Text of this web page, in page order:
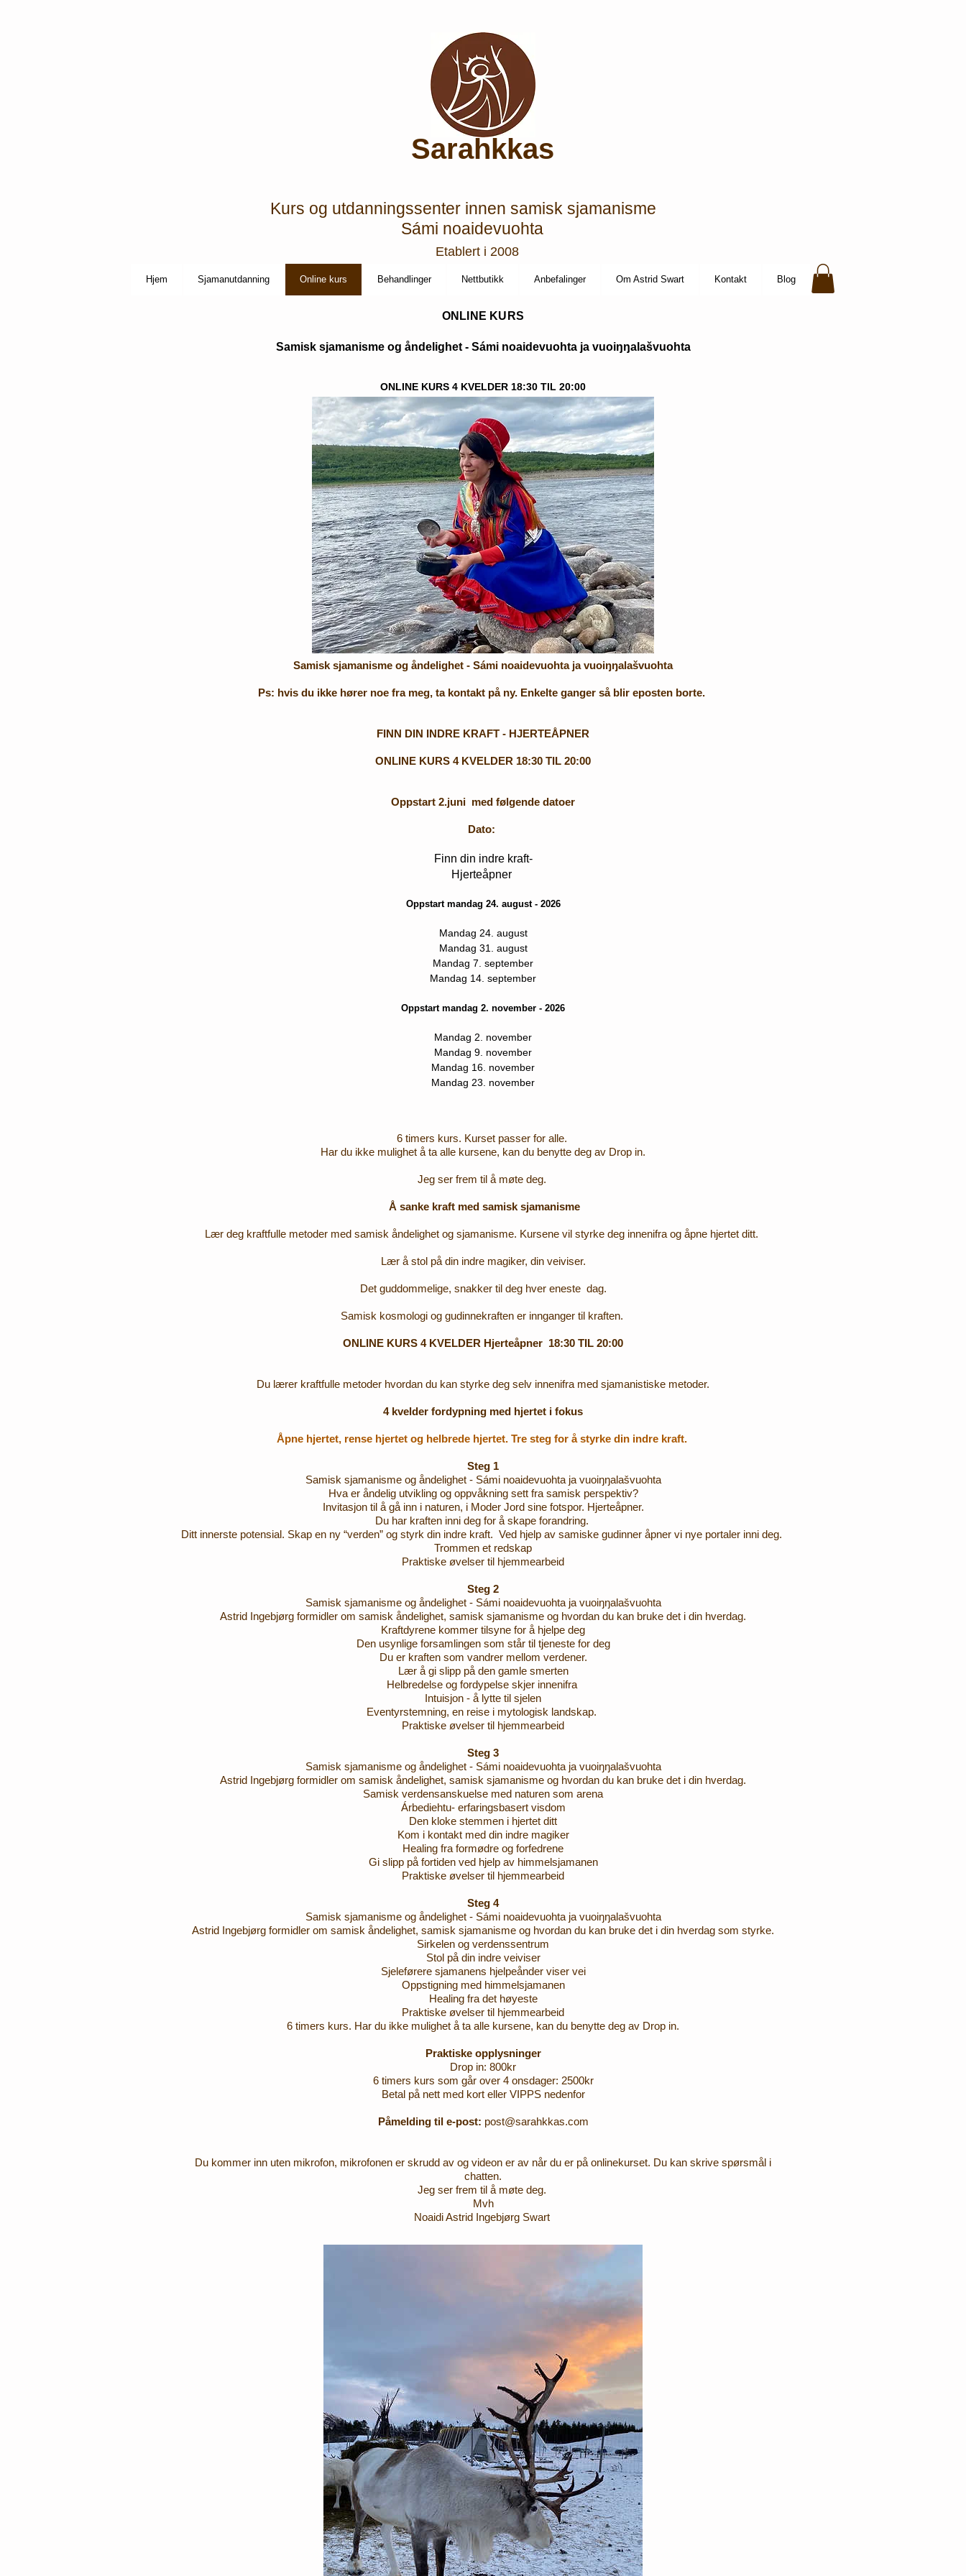
Sarahkkas
Kurs og utdanningssenter innen samisk sjamanisme
Sámi noaidevuohta
Etablert i 2008
Hjem Sjamanutdanning Online kurs Behandlinger Nettbutikk Anbefalinger Om Astrid Swart Kontakt Blog
ONLINE KURS
Samisk sjamanisme og åndelighet - Sámi noaidevuohta ja vuoiŋŋalašvuohta
ONLINE KURS 4 KVELDER 18:30 TIL 20:00
Samisk sjamanisme og åndelighet - Sámi noaidevuohta ja vuoiŋŋalašvuohta
Ps: hvis du ikke hører noe fra meg, ta kontakt på ny. Enkelte ganger så blir eposten borte. ​
FINN DIN INDRE KRAFT - HJERTEÅPNER
ONLINE KURS 4 KVELDER 18:30 TIL 20:00
Oppstart 2.juni med følgende datoer
Dato:
​​Finn din indre kraft-
Hjerteåpner
Oppstart mandag 24. august - 2026
Mandag 24. august
Mandag 31. august
Mandag 7. september
Mandag 14. september
Oppstart mandag 2. november - 2026
Mandag 2. november
Mandag 9. november
Mandag 16. november
Mandag 23. november
6 timers kurs. Kurset passer for alle.
Har du ikke mulighet å ta alle kursene, kan du benytte deg av Drop in.
Jeg ser frem til å møte deg.
Å sanke kraft med samisk sjamanisme
Lær deg kraftfulle metoder med samisk åndelighet og sjamanisme. Kursene vil styrke deg innenifra og åpne hjertet ditt.
Lær å stol på din indre magiker, din veiviser.
Det guddommelige, snakker til deg hver eneste dag.
Samisk kosmologi og gudinnekraften er innganger til kraften. ​​
ONLINE KURS 4 KVELDER Hjerteåpner 18:30 TIL 20:00
Du lærer kraftfulle metoder hvordan du kan styrke deg selv innenifra med sjamanistiske metoder.
4 kvelder fordypning med hjertet i fokus
Åpne hjertet, rense hjertet og helbrede hjertet. Tre steg for å styrke din indre kraft.
Steg 1
Samisk sjamanisme og åndelighet - Sámi noaidevuohta ja vuoiŋŋalašvuohta
Hva er åndelig utvikling og oppvåkning sett fra samisk perspektiv?
Invitasjon til å gå inn i naturen, i Moder Jord sine fotspor. Hjerteåpner.
Du har kraften inni deg for å skape forandring.
Ditt innerste potensial. Skap en ny “verden” og styrk din indre kraft. Ved hjelp av samiske gudinner åpner vi nye portaler inni deg.
Trommen et redskap
Praktiske øvelser til hjemmearbeid
Steg 2
Samisk sjamanisme og åndelighet - Sámi noaidevuohta ja vuoiŋŋalašvuohta
Astrid Ingebjørg formidler om samisk åndelighet, samisk sjamanisme og hvordan du kan bruke det i din hverdag.
Kraftdyrene kommer tilsyne for å hjelpe deg
Den usynlige forsamlingen som står til tjeneste for deg
Du er kraften som vandrer mellom verdener.
Lær å gi slipp på den gamle smerten
Helbredelse og fordypelse skjer innenifra
Intuisjon - å lytte til sjelen
Eventyrstemning, en reise i mytologisk landskap.
Praktiske øvelser til hjemmearbeid
Steg 3
Samisk sjamanisme og åndelighet - Sámi noaidevuohta ja vuoiŋŋalašvuohta
Astrid Ingebjørg formidler om samisk åndelighet, samisk sjamanisme og hvordan du kan bruke det i din hverdag.
Samisk verdensanskuelse med naturen som arena
Árbediehtu- erfaringsbasert visdom
Den kloke stemmen i hjertet ditt
Kom i kontakt med din indre magiker
Healing fra formødre og forfedrene
Gi slipp på fortiden ved hjelp av himmelsjamanen
Praktiske øvelser til hjemmearbeid
Steg 4
Samisk sjamanisme og åndelighet - Sámi noaidevuohta ja vuoiŋŋalašvuohta
​Astrid Ingebjørg formidler om samisk åndelighet, samisk sjamanisme og hvordan du kan bruke det i din hverdag som styrke.
Sirkelen og verdenssentrum
Stol på din indre veiviser
Sjeleførere sjamanens hjelpeånder viser vei
Oppstigning med himmelsjamanen
Healing fra det høyeste
Praktiske øvelser til hjemmearbeid
​6 timers kurs. Har du ikke mulighet å ta alle kursene, kan du benytte deg av Drop in.
Praktiske opplysninger
​Drop in: 800kr
6 timers kurs som går over 4 onsdager: 2500kr​
Betal på nett med kort eller VIPPS nedenfor
Påmelding til e-post: post@sarahkkas.com
Du kommer inn uten mikrofon, mikrofonen er skrudd av og videon er av når du er på onlinekurset. Du kan skrive spørsmål i
chatten.
Jeg ser frem til å møte deg.
Mvh
Noaidi Astrid Ingebjørg Swart